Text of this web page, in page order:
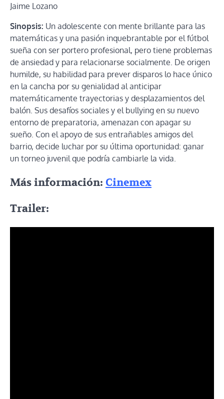
Jaime Lozano
Sinopsis: Un adolescente con mente brillante para las
matemáticas y una pasión inquebrantable por el fútbol
sueña con ser portero profesional, pero tiene problemas
de ansiedad y para relacionarse socialmente. De origen
humilde, su habilidad para prever disparos lo hace único
en la cancha por su genialidad al anticipar
matemáticamente trayectorias y desplazamientos del
balón. Sus desafíos sociales y el bullying en su nuevo
entorno de preparatoria, amenazan con apagar su
sueño. Con el apoyo de sus entrañables amigos del
barrio, decide luchar por su última oportunidad: ganar
un torneo juvenil que podría cambiarle la vida.
Más información: Cinemex
Trailer: